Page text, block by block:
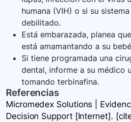
humana (VIH) o si su
debilitado.
Está embarazada, planea
está amamantando a su
Si tiene programada una
dental, informe a su médico
tomando terbinafina.
Referencias
Micromedex Solutions |
Decision Support [Internet].